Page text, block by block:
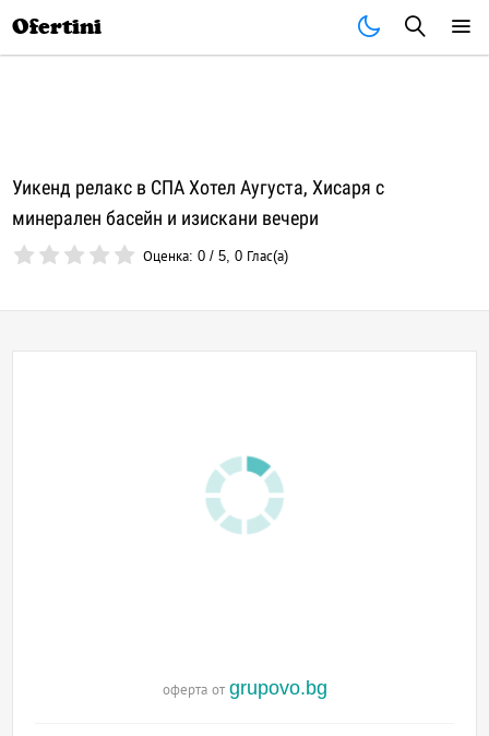
Ofertini
Уикенд релакс в СПА Хотел Аугуста, Хисаря с
минерален басейн и изискани вечери
Оценка:0 /5,0 Глас(а)
оферта от grupovo.bg